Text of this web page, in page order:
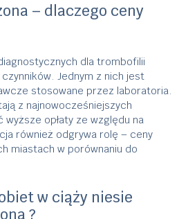
– dlaczego ceny
dla trombofilii
Jednym z nich jest
stosowane przez laboratoria.
z najnowocześniejszych
opłaty ze względu na
również odgrywa rolę – ceny
miastach w porównaniu do
w ciąży niesie
?